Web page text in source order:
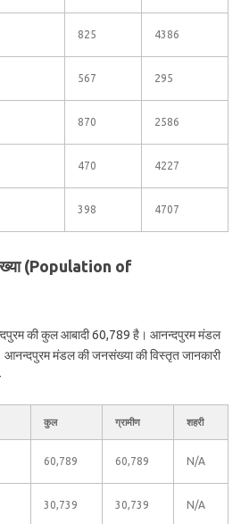
825 4386
567 295
870 2586
470 4227
398 4707
(Population of
की कुल आबादी 60,789 है। आनन्दपुरम मंडल
मंडल की जनसंख्या की विस्तृत जानकारी
कुल ग्रामीण शहरी
60,789 60,789 N/A
30,739 30,739 N/A